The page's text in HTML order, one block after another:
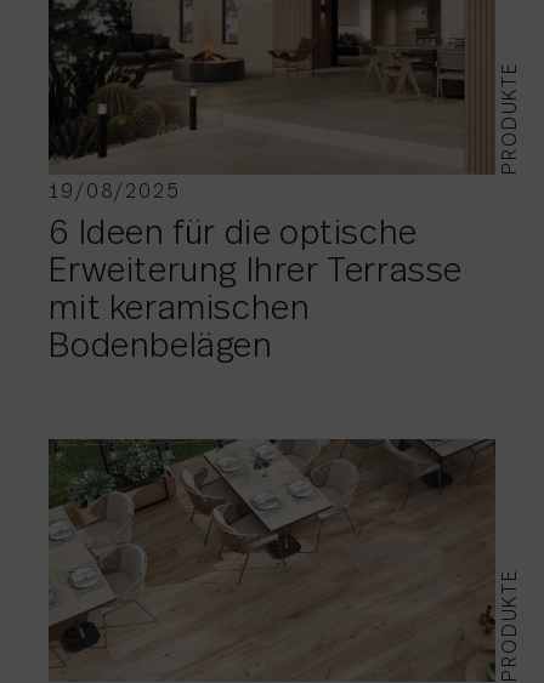
PRODUKTE
19/08/2025
6 Ideen für die optische
Erweiterung Ihrer Terrasse
mit keramischen
Bodenbelägen
PRODUKTE